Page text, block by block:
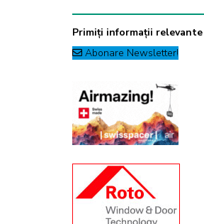
Primiți informații
Abonare Newsletter!